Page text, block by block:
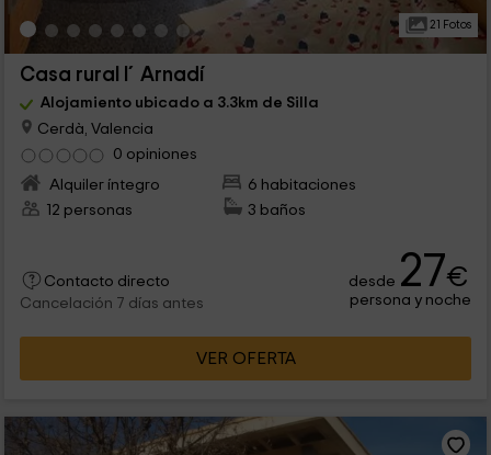
21 Fotos
Casa rural l´Arnadí
Alojamiento ubicado a 3.3km de Silla
Cerdà, Valencia
0 opiniones
Alquiler íntegro
6 habitaciones
12 personas
3 baños
Contacto directo
Cancelación 7 días antes
desde 27€
persona y noche
VER OFERTA